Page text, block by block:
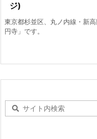
ジ)
東京都杉並区、丸ノ内線・新
円寺」です。